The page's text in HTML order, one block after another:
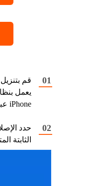
iPhone عبر USB.
حدد
الثابتة